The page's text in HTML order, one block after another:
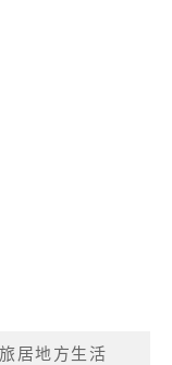
居地方生活